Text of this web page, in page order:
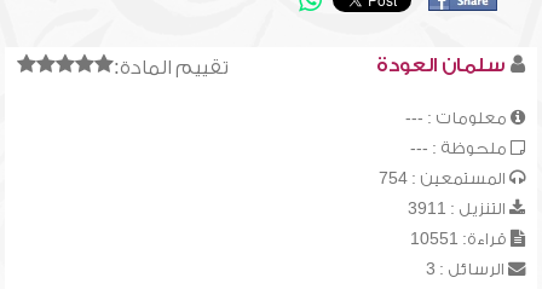
تقييم المادة: سلمان العودة
معلومات : ---
ملحوظة : ---
المستمعين : 754
التنزيل : 3911
قراءة: 10551
الرسائل : 3